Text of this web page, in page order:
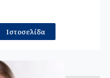
Ιστοσελίδα